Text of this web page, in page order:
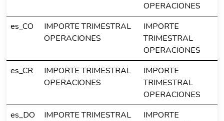
OPERACIONES
es_CO
IMPORTE TRIMESTRAL
OPERACIONES
IMPORTE
TRIMESTRAL
OPERACIONES
es_CR
IMPORTE TRIMESTRAL
OPERACIONES
IMPORTE
TRIMESTRAL
OPERACIONES
es_DO
IMPORTE TRIMESTRAL
IMPORTE